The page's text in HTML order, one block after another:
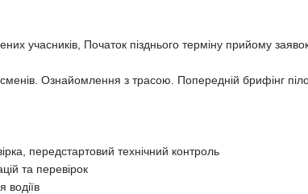
учасників, Початок пізднього терміну прийому
Ознайомлення з трасою. Попередній брифінг
передстартовий технічний контроль
та перевірок
водіїв